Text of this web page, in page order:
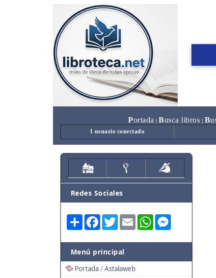
Portada Busca libros B
1 usuario conectado
Redes Sociales
Share FacebookTwitterEmail WhatsApp
Menú principal
Portada / Astalaweb